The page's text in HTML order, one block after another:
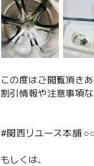
この度はご閲覧頂き
割引情報や注意事項
#関西リユース本舗
もしくは、